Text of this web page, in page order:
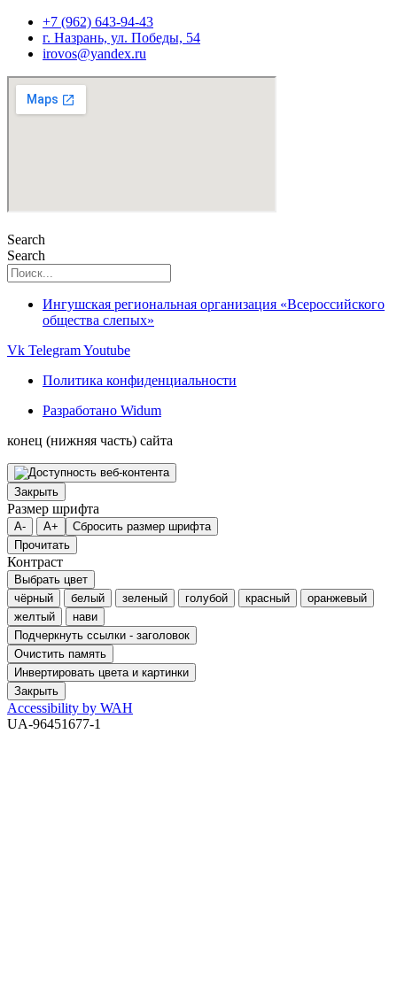
+7 (962) 643-94-43
г. Назрань, ул. Победы, 54
irovos@yandex.ru
Search
Search
Ингушская региональная организация «Всероссийского
общества слепых»
Vk TelegramYoutube
Политика конфиденциальности
Разработано Widum
конец (нижняя часть) сайта
Закрыть
Размер шрифта
A- A+
Сбросить размер шрифта
Прочитать
Контраст
Выбрать цвет
чёрный
белый зеленый голубой красный
оранжевый
желтый
нави
Подчеркнуть ссылки - заголовок
Очистить память
Инвертировать цвета и картинки
Закрыть
Accessibility by WAH
UA-96451677-1